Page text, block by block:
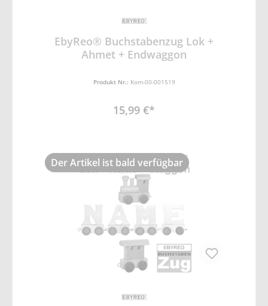
EbyReo® Buchstabenzug Lok +
Ahmet + Endwaggon
Produkt Nr.: Kom-00-001519
15,99 €*
Der Artikel ist bald verfügbar